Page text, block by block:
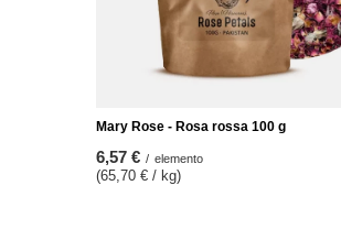
Mary Rose - Rosa rossa 100 g
6,57 € / elemento
(65,70 € / kg)